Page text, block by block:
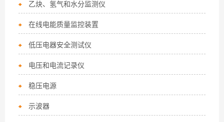
乙炔、氢气和水分监测仪
在线电能质量监控装置
低压电器安全测试仪
电压和电流记录仪
稳压电源
示波器